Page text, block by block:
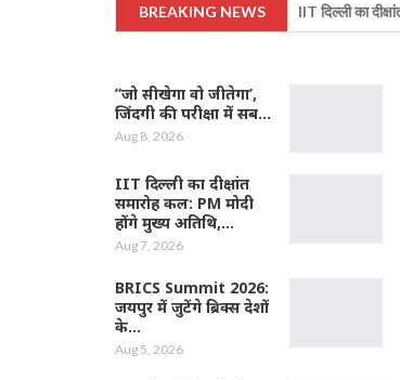
BREAKING NEWS IIT दिल्ली का
”जो सीखेगा वो जीतेगा’,
जिंदगी की परीक्षा में सब…
Aug 8, 2026
IIT दिल्ली का दीक्षांत
समारोह कल: PM मोदी
होंगे मुख्य अतिथि,…
Aug 7, 2026
BRICS Summit 2026:
जयपुर में जुटेंगे ब्रिक्स देशों
के…
Aug 5, 2026